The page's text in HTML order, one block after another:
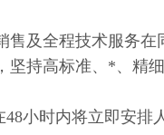
及全程技术服务
持高标准、*、精
小时内将立即安排